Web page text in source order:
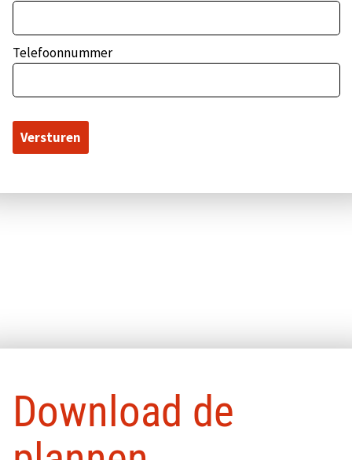
Telefoonnummer
Download de